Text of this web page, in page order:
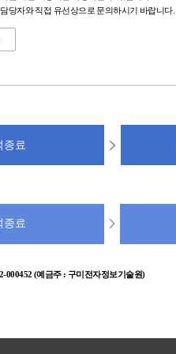
당자와 직접 유선상으로 문의하시기 바랍니다.
종료
종료
000452 (예금주 : 구미전자정보기술원)